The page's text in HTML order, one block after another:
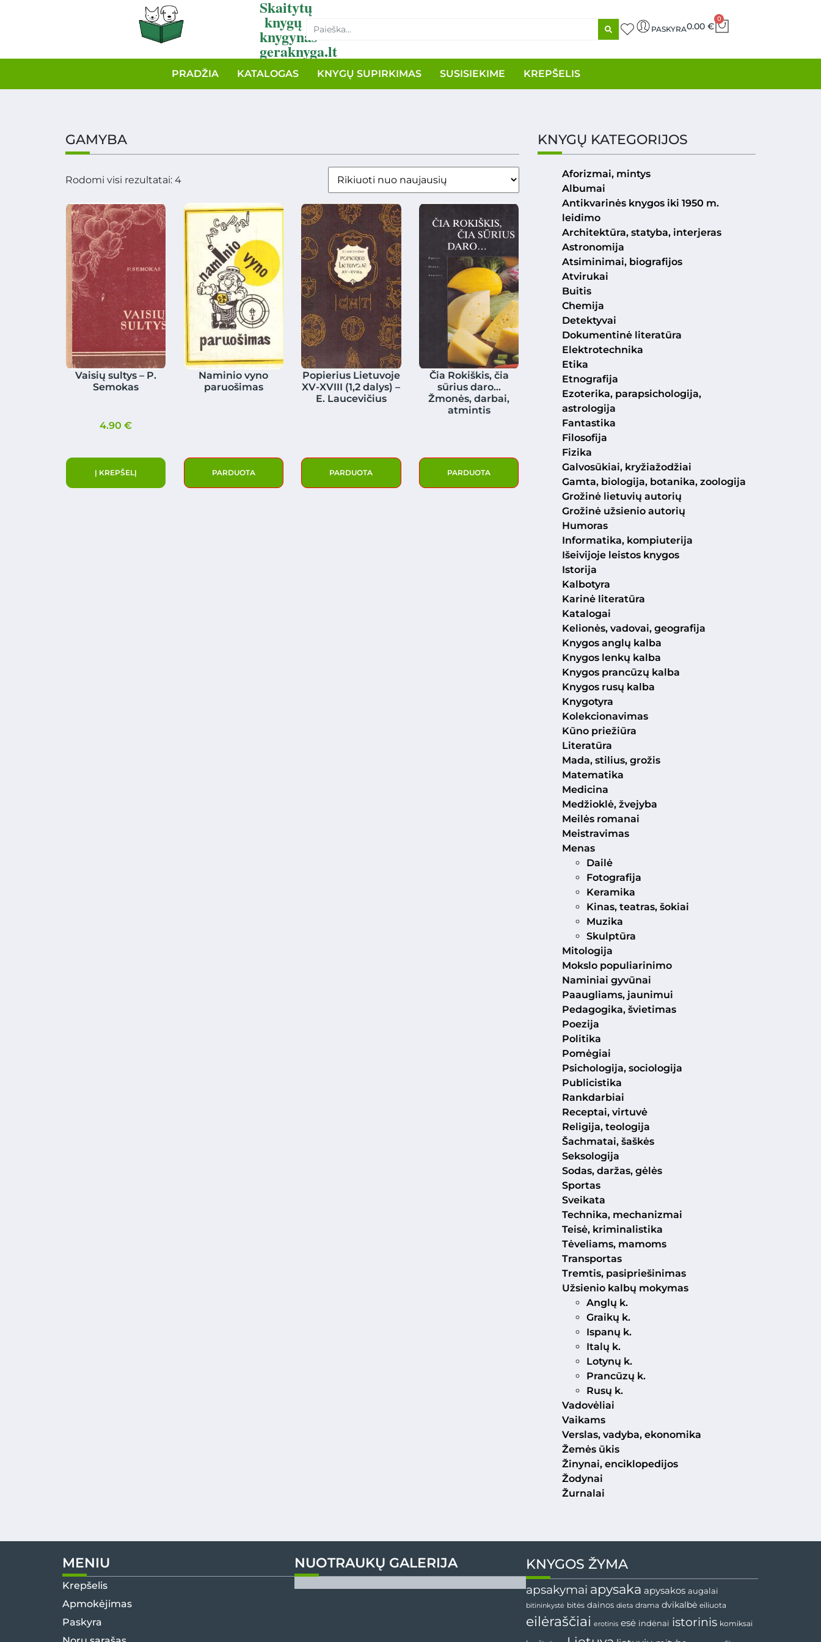
Skaitytų
knygų
knygynas
geraknyga.lt
PASKYRA0.00 €
0
PRADŽIA KATALOGAS KNYGŲ SUPIRKIMAS SUSISIEKIME KREPŠELIS
GAMYBA
Rodomi visi rezultatai: 4
Vaisių sultys – P.
Semokas
4.90€
Į KREPŠELĮ
Naminio vyno
paruošimas
PARDUOTA
Popierius Lietuvoje
XV-XVIII (1,2 dalys) –
E. Laucevičius
PARDUOTA
Čia Rokiškis, čia
sūrius daro…
Žmonės, darbai,
atmintis
PARDUOTA
KNYGŲ KATEGORIJOS
Aforizmai, mintys
Albumai
Antikvarinės knygos iki 1950 m.
leidimo
Architektūra, statyba, interjeras
Astronomija
Atsiminimai, biografijos
Atvirukai
Buitis
Chemija
Detektyvai
Dokumentinė literatūra
Elektrotechnika
Etika
Etnografija
Ezoterika, parapsichologija,
astrologija
Fantastika
Filosofija
Fizika
Galvosūkiai, kryžiažodžiai
Gamta, biologija, botanika, zoologija
Grožinė lietuvių autorių
Grožinė užsienio autorių
Humoras
Informatika, kompiuterija
Išeivijoje leistos knygos
Istorija
Kalbotyra
Karinė literatūra
Katalogai
Kelionės, vadovai, geografija
Knygos anglų kalba
Knygos lenkų kalba
Knygos prancūzų kalba
Knygos rusų kalba
Knygotyra
Kolekcionavimas
Kūno priežiūra
Literatūra
Mada, stilius, grožis
Matematika
Medicina
Medžioklė, žvejyba
Meilės romanai
Meistravimas
Menas
Dailė
Fotografija
Keramika
Kinas, teatras, šokiai
Muzika
Skulptūra
Mitologija
Mokslo populiarinimo
Naminiai gyvūnai
Paaugliams, jaunimui
Pedagogika, švietimas
Poezija
Politika
Pomėgiai
Psichologija, sociologija
Publicistika
Rankdarbiai
Receptai, virtuvė
Religija, teologija
Šachmatai, šaškės
Seksologija
Sodas, daržas, gėlės
Sportas
Sveikata
Technika, mechanizmai
Teisė, kriminalistika
Tėveliams, mamoms
Transportas
Tremtis, pasipriešinimas
Užsienio kalbų mokymas
Anglų k.
Graikų k.
Ispanų k.
Italų k.
Lotynų k.
Prancūzų k.
Rusų k.
Vadovėliai
Vaikams
Verslas, vadyba, ekonomika
Žemės ūkis
Žinynai, enciklopedijos
Žodynai
Žurnalai
MENIU
Krepšelis
Apmokėjimas
Paskyra
NUOTRAUKŲ GALERIJA KNYGOS ŽYMA
apsakymai apysaka apysakos augalai
bitininkystė bitės dainos dieta drama dvikalbė eiliuota
eilėraščiai erotinis esė indėnai istorinis komiksai